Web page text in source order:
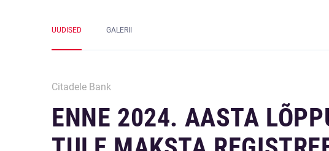
UUDISED GALERII
Citadele Bank
ENNE 2024. AASTA